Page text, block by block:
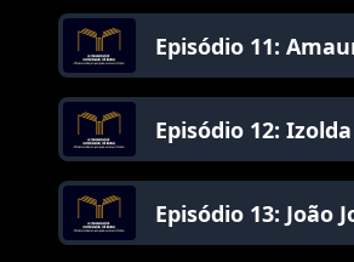
Episódio 11:
Episódio 12:
Episódio 13: João